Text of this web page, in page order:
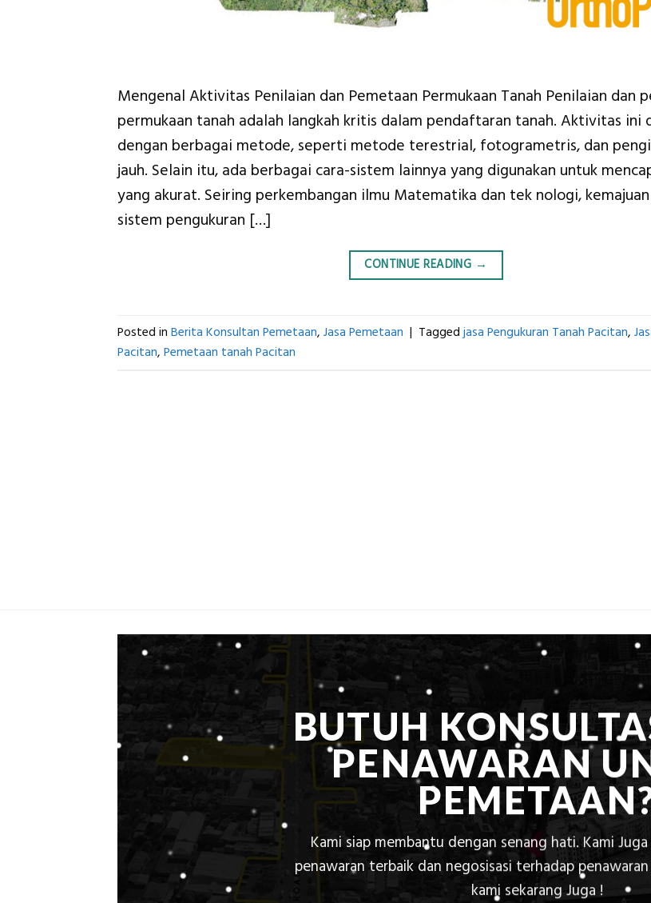
Mengenal Aktivitas Penilaian dan Pemetaan Permukaan Tanah Penilaian dan
permukaan tanah adalah langkah kritis dalam pendaftaran tanah. Aktivitas ini
dengan berbagai metode, seperti metode terestrial, fotogrametris, dan
jauh. Selain itu, ada berbagai cara-sistem lainnya yang digunakan untuk
yang akurat. Seiring perkembangan ilmu Matematika dan tek nologi,
sistem pengukuran […]
CONTINUE READING →
Posted in Berita Konsultan Pemetaan, Jasa Pemetaan | Tagged jasa Pengukuran Tanah Pacitan,
Pacitan, Pemetaan tanah Pacitan
BUTUH
PENAWARAN
Kami siap membantu dengan senang hati. Kami
penawaran terbaik dan negosisasi terhadap
kami sekarang Juga !